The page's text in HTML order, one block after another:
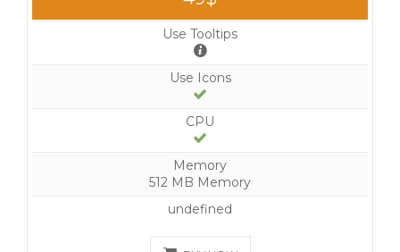
Use Tooltips
Use Icons
CPU
Memory
512 MB Memory
undefined